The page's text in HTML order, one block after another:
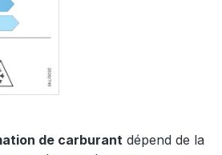
de carburant dépend de la